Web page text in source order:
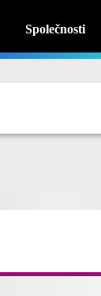
Společnosti